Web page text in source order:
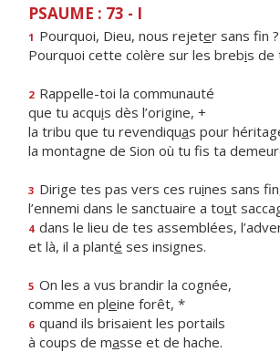
PSAUME : 73 - I
1 Pourquoi, Dieu, nous rejeter sans fin ?
Pourquoi cette colère sur les brebis de
2 Rappelle-toi la communauté
que tu acquis dès l’origine, +
la tribu que tu revendiquas pour
la montagne de Sion où tu fs ta
3 Dirige tes pas vers ces ruines sans
l’ennemi dans le sanctuaire a tout
4 dans le lieu de tes assemblées,
et là, il a planté ses insignes.
5 On les a vus brandir la cognée,
comme en pleine forêt, *
6 quand ils brisaient les portails
à coups de masse et de hache.